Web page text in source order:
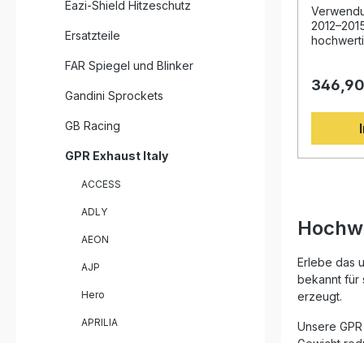
Eazi-Shield Hitzeschutz
Ersatzteile
FAR Spiegel und Blinker
Gandini Sprockets
GB Racing
GPR Exhaust Italy
ACCESS
ADLY
AEON
AJP
Hero
APRILIA
650
sein
eine
das
Montage
Für
der
in Italien
dieser
Erlebe das
bekannt für
erzeugt.
Unsere